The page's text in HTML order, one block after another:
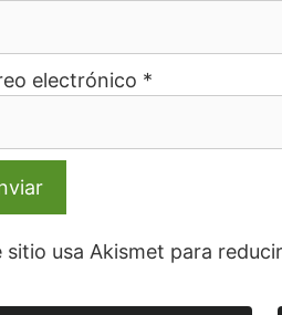
electrónico *
sitio usa Akismet para